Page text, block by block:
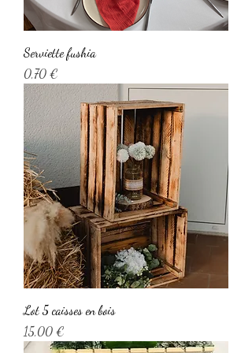
Serviette fushia
Prix
0,70 €
Lot 5 caisses en bois
Prix
15,00 €